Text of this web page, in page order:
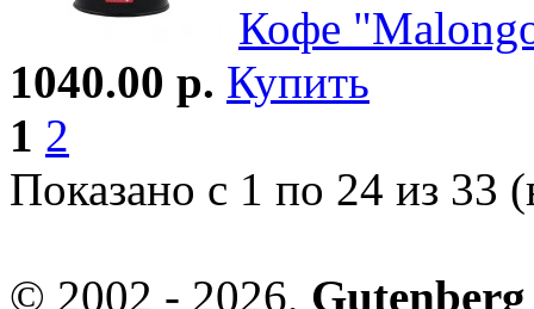
Кофе
1040.00 р. Купить
1 2
Показано с 1 по 24 из 33
© 2002 - 2026, Gutenberg